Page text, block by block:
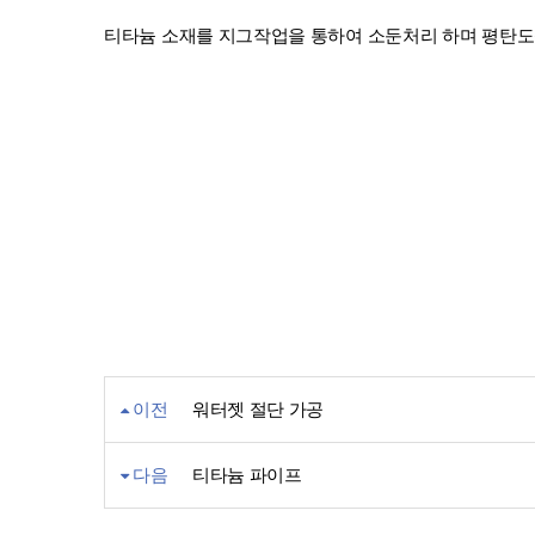
티타늄 소재를 지그작업을 통하여 소둔처리 하며 평탄
이전 워터젯 절단 가공
다음 티타늄 파이프